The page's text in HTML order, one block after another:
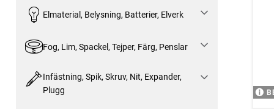
Elmaterial, Belysning, Batterier, Elverk
Fog, Lim, Spackel, Tejper, Färg, Penslar
Infästning, Spik, Skruv, Nit, Expander,
Plugg